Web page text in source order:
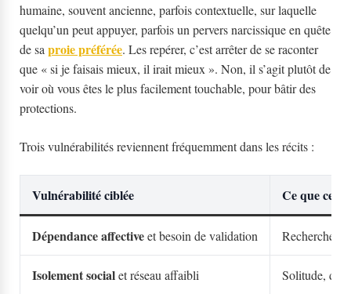
humaine, souvent ancienne, parfois contextuelle, sur laquelle
quelqu’un peut appuyer, parfois un pervers narcissique en quête
de sa proie préférée. Les repérer, c’est arrêter de se raconter
que « si je faisais mieux, il irait mieux ». Non, il s’agit plutôt de
voir où vous êtes le plus facilement touchable, pour bâtir des
protections.
Trois vulnérabilités reviennent fréquemment dans les récits :
Vulnérabilité ciblée Ce que cela
Dépendance affectiveet besoin de validation Recherche
Isolement socialet réseau affaibli Solitude,